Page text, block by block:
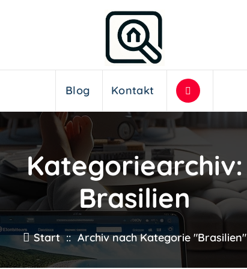
Blog Kontakt
Kategoriearchiv:
Brasilien
Start :: Archiv nach Kategorie "Brasilien"